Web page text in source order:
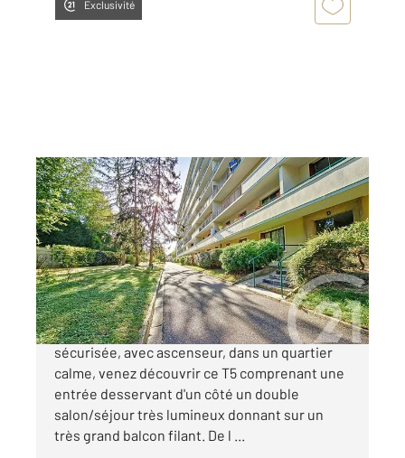
Exclusivité
TROYES 10
99 m2, 5 pièces
Ref : 71994
Appartement F5 à vendre
136 000 €
Au sein d'une résidence de standing,
sécurisée, avec ascenseur, dans un quartier
calme, venez découvrir ce T5 comprenant une
entrée desservant d'un côté un double
salon/séjour très lumineux donnant sur un
très grand balcon filant. De l ...